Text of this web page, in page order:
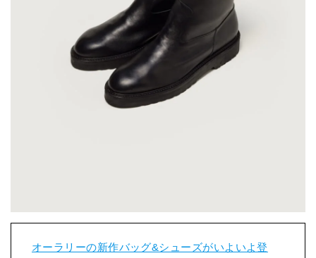
オーラリーの新作バッグ&シューズがいよいよ登